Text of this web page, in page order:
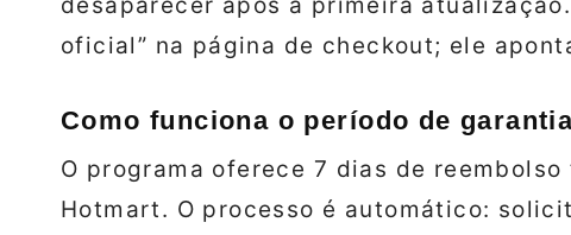
desaparecer após a primeira
oficial” na página de checkout; ele
Como funciona o período de
O programa oferece 7 dias de
Hotmart. O processo é automático: